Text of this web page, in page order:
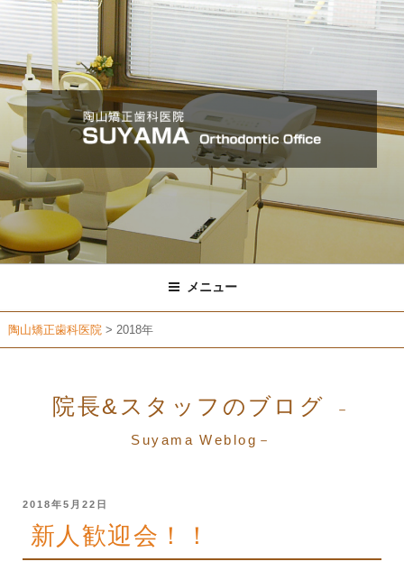
コ
ン
ン
ツ
ス
キ
ッ
プ
メニュー
陶山矯正歯科医院 > 2018年
院長&スタッフのブログ －
Suyama Weblog－
投
日:
2018年5月22日
新人歓迎会！！